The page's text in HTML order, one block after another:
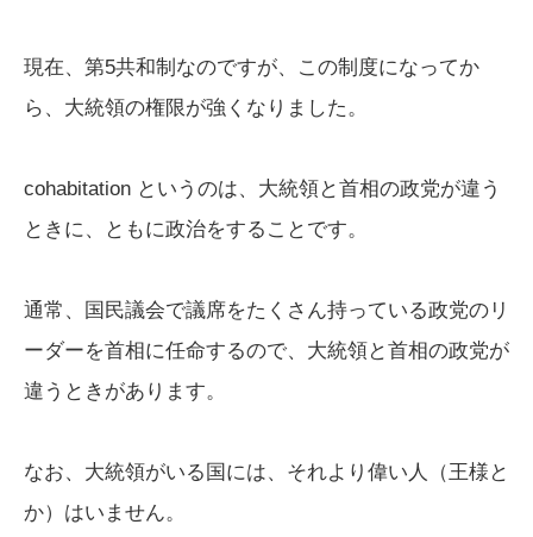
現在、第5共和制なのですが、この制度になってか
ら、大統領の権限が強くなりました。
cohabitation というのは、大統領と首相の政党が違う
ときに、ともに政治をすることです。
通常、国民議会で議席をたくさん持っている政党のリ
ーダーを首相に任命するので、大統領と首相の政党が
違うときがあります。
なお、大統領がいる国には、それより偉い人（王様と
か）はいません。